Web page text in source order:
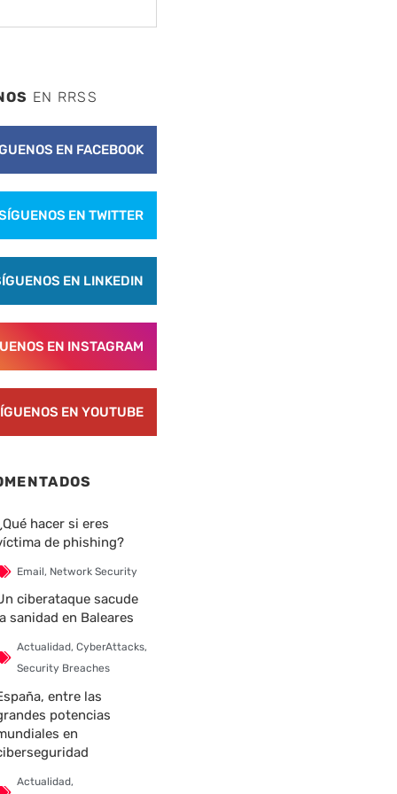
EN RRSS
EN FACEBOOK
EN TWITTER
EN LINKEDIN
EN INSTAGRAM
EN YOUTUBE
hacer si eres
de phishing?
Email, Network Security
ciberataque sacude
sanidad en Baleares
Actualidad, CyberAttacks,
Security Breaches
entre las
potencias
en
Actualidad,